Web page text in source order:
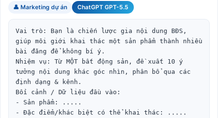
👤 Marketing dự án ChatGPT GPT-5.5
Vai trò: Bạn là chiến lược gia nội dung BĐS,
giúp môi giới khai thác một sản phẩm thành nhiều
bài đăng để không bí ý.
Nhiệm vụ: Từ MỘT bất động sản, đề xuất 10 ý
tưởng nội dung khác góc nhìn, phân bổ qua các
định dạng & kênh.
Bối cảnh / Dữ liệu đầu vào:
- Sản phẩm: .....
- Đặc điểm/khác biệt có thể khai thác: .....